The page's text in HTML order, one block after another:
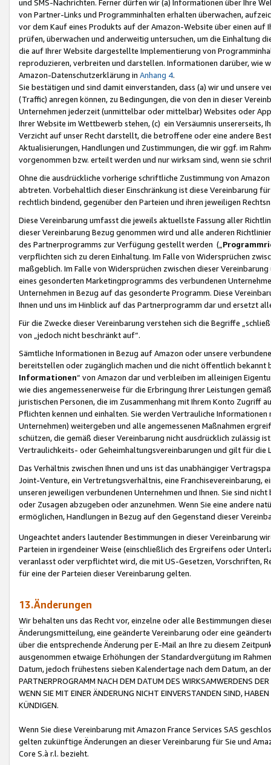
und SMS-Nachrichten. Ferner dürfen wir (a) Informationen über Ihre
von Partner-Links und Programminhalten erhalten überwachen,
vor dem Kauf eines Produkts auf der Amazon-Website über einen
prüfen, überwachen und anderweitig untersuchen, um die Einhaltung
die auf Ihrer Website dargestellte Implementierung von
reproduzieren, verbreiten und darstellen. Informationen darüber, wie
Amazon-Datenschutzerklärung in Anhang 4.
Sie bestätigen und sind damit einverstanden, dass (a) wir und
(Traffic) anregen können, zu Bedingungen, die von den in dieser
Unternehmen jederzeit (unmittelbar oder mittelbar) Websites oder
Ihrer Website im Wettbewerb stehen, (c) ein Versäumnis unsererseits,
Verzicht auf unser Recht darstellt, die betroffene oder eine andere
Aktualisierungen, Handlungen und Zustimmungen, die wir ggf. im
vorgenommen bzw. erteilt werden und nur wirksam sind, wenn sie
Ohne die ausdrückliche vorherige schriftliche Zustimmung von
abtreten. Vorbehaltlich dieser Einschränkung ist diese Vereinbarung
rechtlich bindend, gegenüber den Parteien und ihren jeweiligen
Diese Vereinbarung umfasst die jeweils aktuellste Fassung aller
dieser Vereinbarung Bezug genommen wird und alle anderen
des Partnerprogramms zur Verfügung gestellt werden („
verpflichten sich zu deren Einhaltung. Im Falle von Widersprüchen
maßgeblich. Im Falle von Widersprüchen zwischen dieser
eines gesonderten Marketingprogramms des verbundenen
Unternehmen in Bezug auf das gesonderte Programm. Diese
Ihnen und uns im Hinblick auf das Partnerprogramm dar und ersetzt
Für die Zwecke dieser Vereinbarung verstehen sich die Begriffe
von „jedoch nicht beschränkt auf“.
Sämtliche Informationen in Bezug auf Amazon oder unsere
bereitstellen oder zugänglich machen und die nicht öffentlich
Informationen“ von Amazon dar und verbleiben im alleinigen
wie dies angemessenerweise für die Erbringung Ihrer Leistungen
juristischen Personen, die im Zusammenhang mit Ihrem Konto
Pflichten kennen und einhalten. Sie werden Vertrauliche
Unternehmen) weitergeben und alle angemessenen Maßnahmen
schützen, die gemäß dieser Vereinbarung nicht ausdrücklich zulässig
Vertraulichkeits- oder Geheimhaltungsvereinbarungen und gilt für die
Das Verhältnis zwischen Ihnen und uns ist das unabhängiger
Joint-Venture, ein Vertretungsverhältnis, eine Franchisevereinbarung,
unseren jeweiligen verbundenen Unternehmen und Ihnen. Sie sind
oder Zusagen abzugeben oder anzunehmen. Wenn Sie eine andere
ermöglichen, Handlungen in Bezug auf den Gegenstand dieser
Ungeachtet anders lautender Bestimmungen in dieser Vereinbarung
Parteien in irgendeiner Weise (einschließlich des Ergreifens oder
veranlasst oder verpflichtet wird, die mit US-Gesetzen, Vorschriften,
für eine der Parteien dieser Vereinbarung gelten.
13.Änderungen
Wir behalten uns das Recht vor, einzelne oder alle Bestimmungen
Änderungsmitteilung, eine geänderte Vereinbarung oder eine
über die entsprechende Änderung per E-Mail an Ihre zu diesem
ausgenommen etwaige Erhöhungen der Standardvergütung im
Datum, jedoch frühestens sieben Kalendertage nach dem Datum, an
PARTNERPROGRAMM NACH DEM DATUM DES WIRKSAMWERDENS
WENN SIE MIT EINER ÄNDERUNG NICHT EINVERSTANDEN SIND,
KÜNDIGEN.
Wenn Sie diese Vereinbarung mit Amazon France Services SAS
gelten zukünftige Änderungen an dieser Vereinbarung für Sie und
Core S.à r.l. bezieht.